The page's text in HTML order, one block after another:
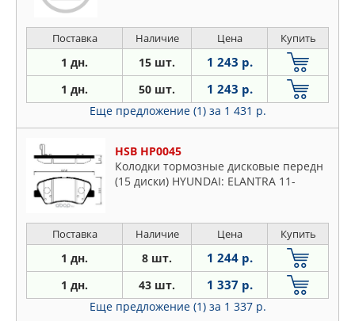
Поставка Наличие Цена Купить
1 дн. 15 шт. 1 243 р.
1 дн. 50 шт. 1 243 р.
Еще предложение (1) за 1 431 р.
HSB HP0045
Колодки тормозные дисковые передн
(15 диски) HYUNDAI: ELANTRA 11-
Поставка Наличие Цена Купить
1 дн. 8 шт. 1 244 р.
1 дн. 43 шт. 1 337 р.
Еще предложение (1) за 1 337 р.